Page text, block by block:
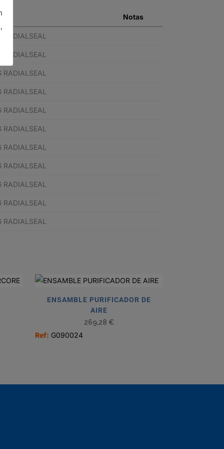
Notas
RADIALSEAL
RADIALSEAL
RADIALSEAL
RADIALSEAL
RADIALSEAL
RADIALSEAL
RADIALSEAL
RADIALSEAL
RADIALSEAL
RADIALSEAL
RADIALSEAL
ENSAMBLE PURIFICADOR DE
AIRE
269,28 €
Ref: G090024